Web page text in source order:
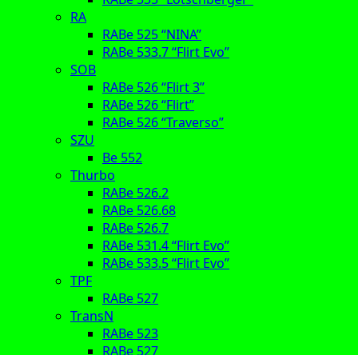
RA
RABe 525 “NINA”
RABe 533.7 “Flirt Evo”
SOB
RABe 526 “Flirt 3”
RABe 526 “Flirt”
RABe 526 “Traverso”
SZU
Be 552
Thurbo
RABe 526.2
RABe 526.68
RABe 526.7
RABe 531.4 “Flirt Evo”
RABe 533.5 “Flirt Evo”
TPF
RABe 527
TransN
RABe 523
RABe 527